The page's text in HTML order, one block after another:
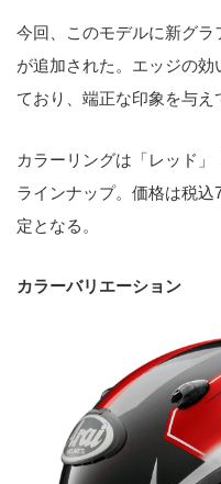
今回、このモデルに新グラ
が追加された。エッジの
ており、端正な印象を与え
カラーリングは「レッド
ラインナップ。価格は税
定となる。
カラーバリエーション